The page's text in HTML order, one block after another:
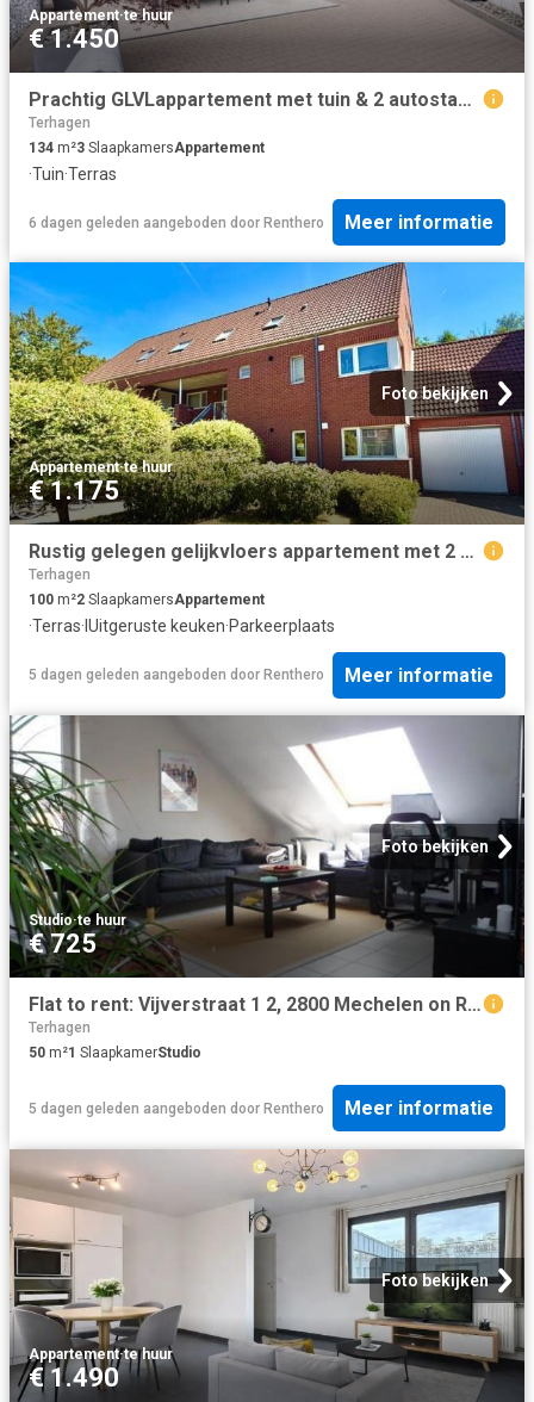
Appartement·te huur
€ 1.450
Prachtig GLVLappartement met tuin & 2 autostaanplaatsen
Terhagen
134 m²3 SlaapkamersAppartement
·Tuin·Terras
6 dagen geleden aangeboden door Renthero Meer informatie
Foto bekijken
Appartement·te huur
€ 1.175
Rustig gelegen gelijkvloers appartement met 2 slaapkamers
Terhagen
100 m²2 SlaapkamersAppartement
·Terras· IUitgeruste keuken·Parkeerplaats
5 dagen geleden aangeboden door Renthero Meer informatie
Foto bekijken
Studio·te huur
€ 725
Flat to rent: Vijverstraat 1 2, 2800 Mechelen on Realo
Terhagen
50 m²1 SlaapkamerStudio
5 dagen geleden aangeboden door Renthero Meer informatie
Foto bekijken
Appartement·te huur
€ 1.490